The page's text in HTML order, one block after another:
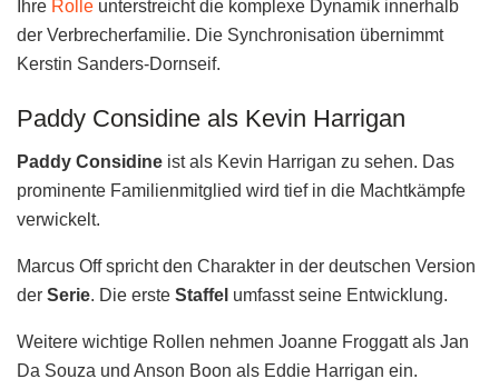
Ihre Rolle unterstreicht die komplexe Dynamik innerhalb
der Verbrecherfamilie. Die Synchronisation übernimmt
Kerstin Sanders-Dornseif.
Paddy Considine als Kevin Harrigan
Paddy Considine ist als Kevin Harrigan zu sehen. Das
prominente Familienmitglied wird tief in die Machtkämpfe
verwickelt.
Marcus Off spricht den Charakter in der deutschen Version
der Serie. Die erste Staffel umfasst seine Entwicklung.
Weitere wichtige Rollen nehmen Joanne Froggatt als Jan
Da Souza und Anson Boon als Eddie Harrigan ein.